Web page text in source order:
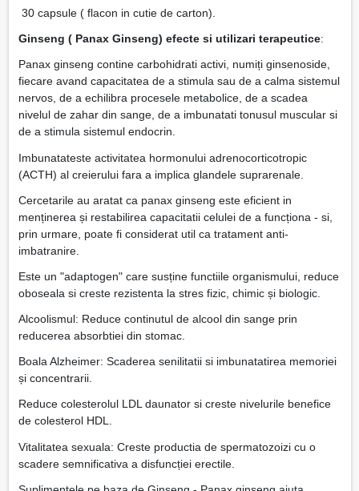
30 capsule ( flacon in cutie de carton).
Ginseng ( Panax Ginseng) efecte si utilizari terapeutice:
Panax ginseng contine carbohidrati activi, numiți ginsenoside,
fiecare avand capacitatea de a stimula sau de a calma sistemul
nervos, de a echilibra procesele metabolice, de a scadea
nivelul de zahar din sange, de a imbunatati tonusul muscular si
de a stimula sistemul endocrin.
Imbunatateste activitatea hormonului adrenocorticotropic
(ACTH) al creierului fara a implica glandele suprarenale.
Cercetarile au aratat ca panax ginseng este eficient in
menținerea și restabilirea capacitatii celulei de a funcționa - si,
prin urmare, poate fi considerat util ca tratament anti-
imbatranire.
Este un "adaptogen" care susține functiile organismului, reduce
oboseala si creste rezistenta la stres fizic, chimic și biologic.
Alcoolismul: Reduce continutul de alcool din sange prin
reducerea absorbtiei din stomac.
Boala Alzheimer: Scaderea senilitatii si imbunatatirea memoriei
și concentrarii.
Reduce colesterolul LDL daunator si creste nivelurile benefice
de colesterol HDL.
Vitalitatea sexuala: Creste productia de spermatozoizi cu o
scadere semnificativa a disfuncției erectile.